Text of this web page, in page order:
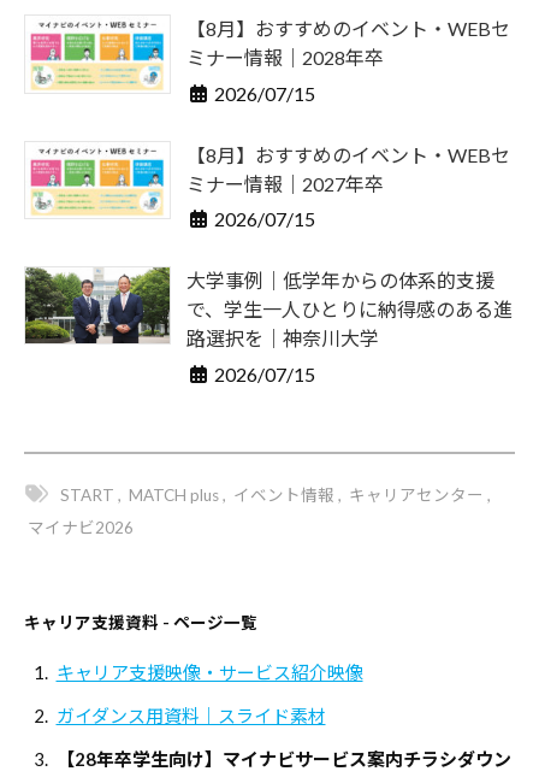
【8月】おすすめのイベント・WEBセ
ミナー情報｜2028年卒
2026/07/15
【8月】おすすめのイベント・WEBセ
ミナー情報｜2027年卒
2026/07/15
大学事例｜低学年からの体系的支援
で、学生一人ひとりに納得感のある進
路選択を｜神奈川大学
2026/07/15
START , MATCH plus, イベント情報 , キャリアセンター ,
マイナビ2026
キャリア支援資料 - ページ一覧
キャリア支援映像・サービス紹介映像
ガイダンス用資料｜スライド素材
【28年卒学生向け】マイナビサービス案内チラシダウン